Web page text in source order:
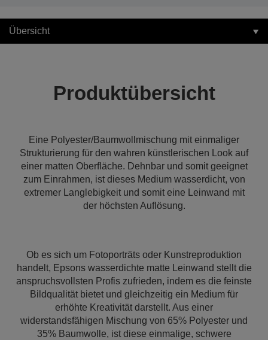
Übersicht
Produktübersicht
Eine Polyester/Baumwollmischung mit einmaliger
Strukturierung für den wahren künstlerischen Look auf
einer matten Oberfläche. Dehnbar und somit geeignet
zum Einrahmen, ist dieses Medium wasserdicht, von
extremer Langlebigkeit und somit eine Leinwand mit
der höchsten Auflösung.
Ob es sich um Fotoporträts oder Kunstreproduktion
handelt, Epsons wasserdichte matte Leinwand stellt die
anspruchsvollsten Profis zufrieden, indem es die feinste
Bildqualität bietet und gleichzeitig ein Medium für
erhöhte Kreativität darstellt. Aus einer
widerstandsfähigen Mischung von 65% Polyester und
35% Baumwolle, ist diese einmalige, schwere